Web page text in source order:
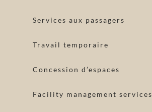
Services aux passagers
Travail temporaire
Concession d’espaces
Facility management services